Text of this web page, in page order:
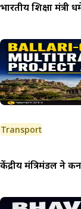
भारतीय शिक्षा मंत्री
Transport
केंद्रीय मंत्रिमंडल ने